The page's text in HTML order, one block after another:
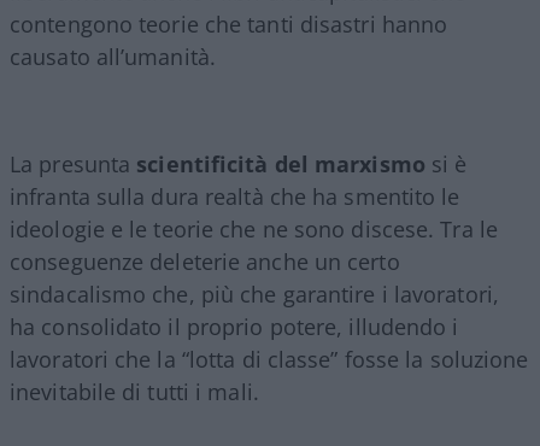
contengono teorie che tanti disastri hanno
causato all’umanità.
La presunta scientificità del marxismo si è
infranta sulla dura realtà che ha smentito le
ideologie e le teorie che ne sono discese. Tra le
conseguenze deleterie anche un certo
sindacalismo che, più che garantire i lavoratori,
ha consolidato il proprio potere, illudendo i
lavoratori che la “lotta di classe” fosse la soluzione
inevitabile di tutti i mali.